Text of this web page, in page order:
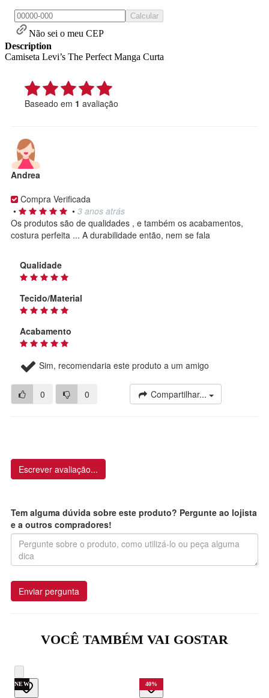
Calcular
Não sei o meu CEP
Description
Camiseta Levi’s The Perfect Manga Curta
Baseado em 1 avaliação
Andrea
Compra Verificada
•
• 3 anos atrás
Os produtos são de qualidades , e também os acabamentos,
costura perfeita ... A durabilidade então, nem se fala
Qualidade
Tecido/Material
Acabamento
Sim, recomendaria este produto a um amigo
0 0 Compartilhar...
Escrever avaliação...
Tem alguma dúvida sobre este produto? Pergunte ao lojista
e a outros compradores!
Enviar pergunta
VOCÊ TAMBÉM VAI GOSTAR
NEW 40%